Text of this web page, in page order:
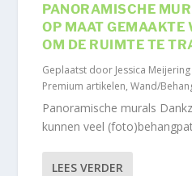
PANORAMISCHE
OP MAAT GEMAAKTE
OM DE RUIMTE TE
Geplaatst door Jessica Meijering
Premium artikelen,Wand/
Panoramische murals
kunnen veel
LEES VERDER